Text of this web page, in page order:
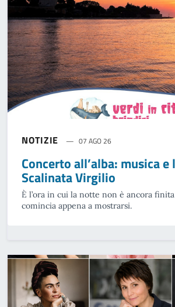
NOTIZIE 07 AGO 26
Concerto all’alba: musica
Scalinata Virgilio
È l’ora in cui la notte non è ancora
comincia appena a mostrarsi.